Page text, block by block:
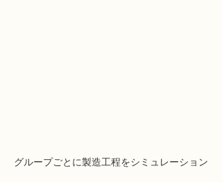
グループごとに製造工程をシミュレーション